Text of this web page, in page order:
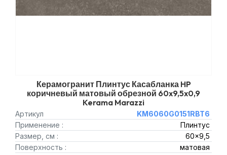
Керамогранит Плинтус Касабланка HP
коричневый матовый обрезной 60x9,5x0,9
Kerama Marazzi
Артикул
KM6060G0151RBT6
Применение :
Плинтус
Размер, см :
60x9,5
Поверхность :
матовая